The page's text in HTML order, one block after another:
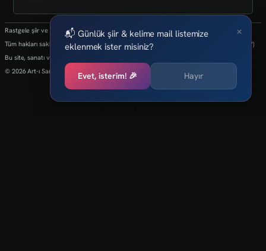
Rastgele şiir ve kelimeler her 24 saatte bir yenilenmektedir.
Tüm hakları saklıdır.(biz kaybettik bulan varsa info@art-isanat.com.tr'ye mail atabilir mi?)
Bu site, sanatı ve yaratıcılığı dijital dünyaya taşıma arzusu ile kurulmuştur.
© 2026 Art-ı Sanat
×
📬 Günlük şiir & kelime mail listemize
eklenmek ister misiniz?
Evet, isterim! 🎉 Hayır